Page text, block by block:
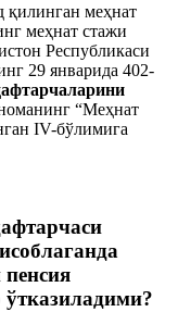
қилинган меҳнат
меҳнат стажи
Республикаси
29 январида 402-
“Меҳнат
IV-бўлимига